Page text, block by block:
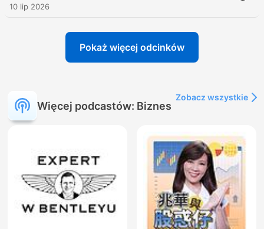
10 lip 2026
Pokaż więcej odcinków
Więcej podcastów: Biznes
Zobacz wszystkie